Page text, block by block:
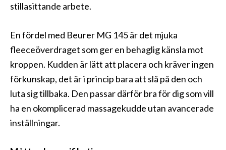
stillasittande arbete.
En fördel med Beurer MG 145 är det mjuka
fleeceöverdraget som ger en behaglig känsla mot
kroppen. Kudden är lätt att placera och kräver ingen
förkunskap, det är i princip bara att slå på den och
luta sig tillbaka. Den passar därför bra för dig som vill
ha en okomplicerad massagekudde utan avancerade
inställningar.